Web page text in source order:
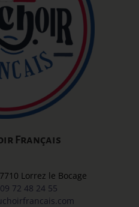
Français
Lorrez le Bocage
09 72 48 24 55